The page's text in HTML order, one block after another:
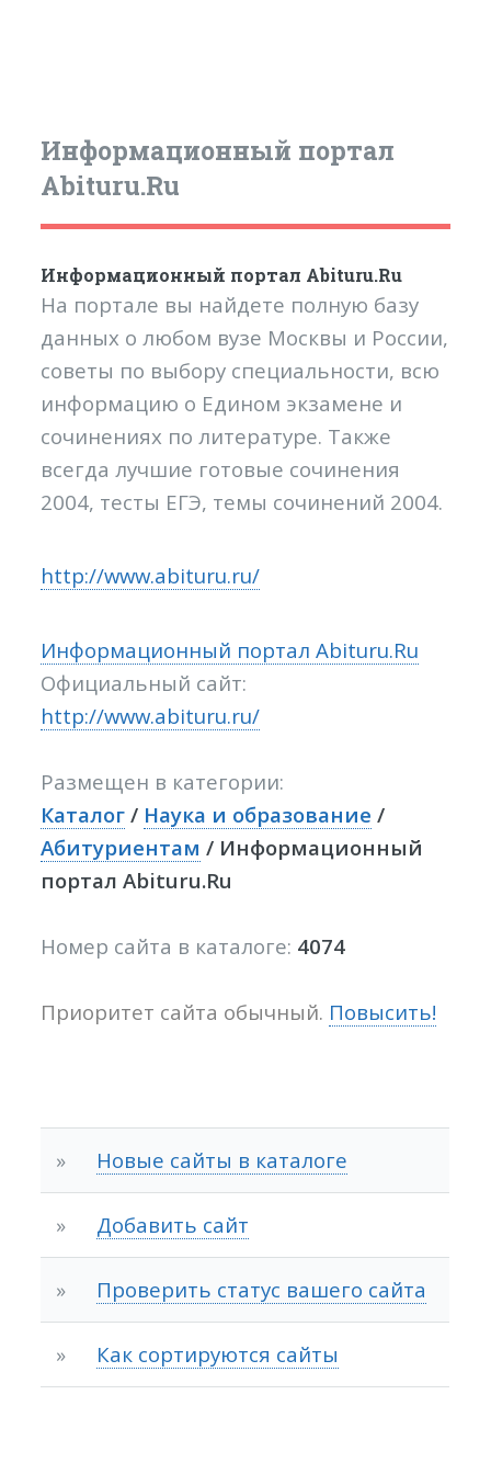
Информационный портал
Abituru.Ru
Информационный портал Abituru.Ru
На портале вы найдете полную базу
данных о любом вузе Москвы и России,
советы по выбору специальности, всю
информацию о Едином экзамене и
сочинениях по литературе. Также
всегда лучшие готовые сочинения
2004, тесты ЕГЭ, темы сочинений 2004.
http://www.abituru.ru/
Информационный портал Abituru.Ru
Официальный сайт:
http://www.abituru.ru/
Размещен в категории:
Каталог / Наука и образование /
Абитуриентам / Информационный
портал Abituru.Ru
Номер сайта в каталоге: 4074
Приоритет сайта обычный. Повысить!
» Новые сайты в каталоге
» Добавить сайт
» Проверить статус вашего сайта
» Как сортируются сайты